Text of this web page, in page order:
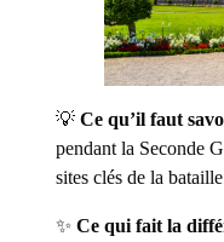
💡Ce qu’il faut
pendant la Seconde
sites clés de la
✨Ce qui fait la